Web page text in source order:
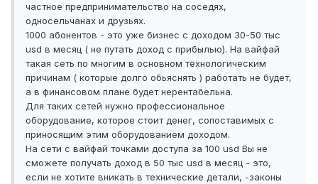
частное предпринимательство на соседях,
односельчанах и друзьях.
1000 абонентов - это уже бизнес с доходом 30-50 тыс
usd в месяц ( не путать доход с прибылью). На вайфай
такая сеть по многим в основном технологическим
причинам ( которые долго обьяснять ) работать не будет,
а в финансовом плане будет нерентабельна.
Для таких сетей нужно профессиональное
оборудование, которое стоит денег, сопоставимых с
приносящим этим оборудованием доходом.
На сети с вайфай точками доступа за 100 usd Вы не
сможете получать доход в 50 тыс usd в месяц - это,
если не хотите вникать в технические детали, -законы